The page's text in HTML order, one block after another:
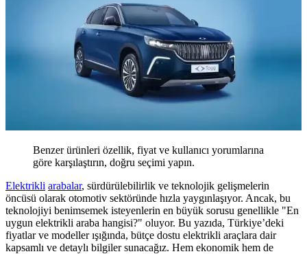
Benzer ürünleri özellik, fiyat ve kullanıcı yorumlarına
göre karşılaştırın, doğru seçimi yapın.
Elektrikli arabalar, sürdürülebilirlik ve teknolojik gelişmelerin
öncüsü olarak otomotiv sektöründe hızla yaygınlaşıyor. Ancak, bu
teknolojiyi benimsemek isteyenlerin en büyük sorusu genellikle "En
uygun elektrikli araba hangisi?" oluyor. Bu yazıda, Türkiye’deki
fiyatlar ve modeller ışığında, bütçe dostu elektrikli araçlara dair
kapsamlı ve detaylı bilgiler sunacağız. Hem ekonomik hem de